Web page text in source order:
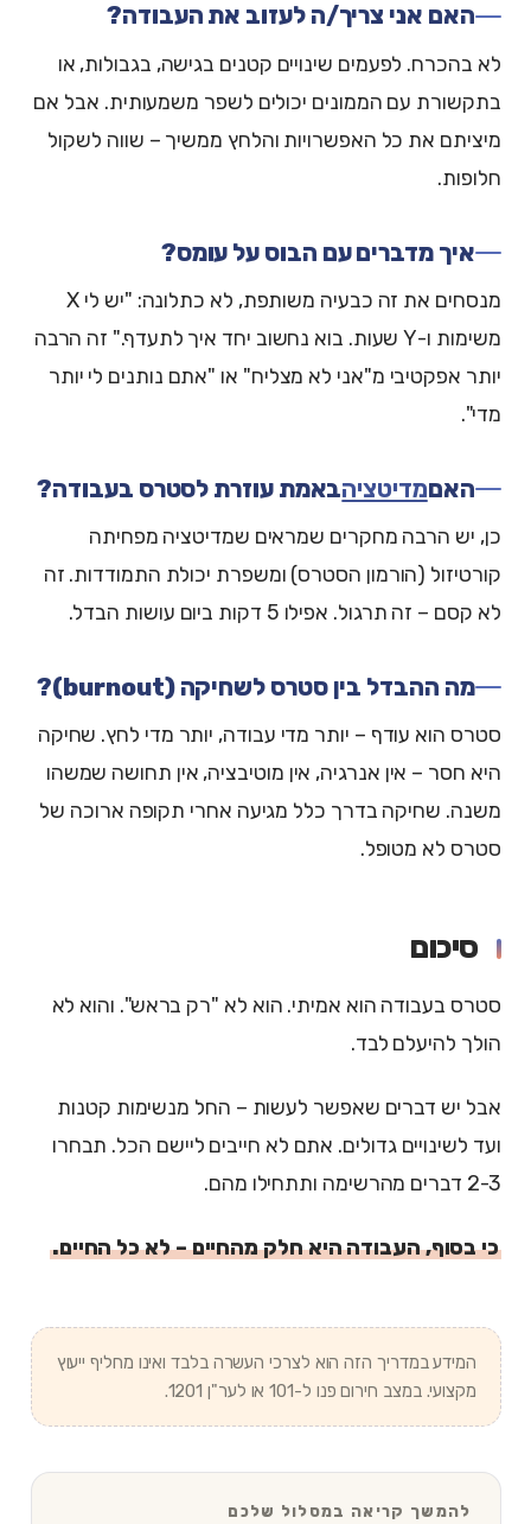
האם אני צריך/ה לעזוב את העבודה?
לא בהכרח. לפעמים שינויים קטנים בגישה, בגבולות, או
בתקשורת עם הממונים יכולים לשפר משמעותית. אבל אם
מיציתם את כל האפשרויות והלחץ ממשיך – שווה לשקול
חלופות.
איך מדברים עם הבוס על עומס?
מנסחים את זה כבעיה משותפת, לא כתלונה: "יש לי X
משימות ו-Y שעות. בוא נחשוב יחד איך לתעדף." זה הרבה
יותר אפקטיבי מ"אני לא מצליח" או "אתם נותנים לי יותר
מדי".
האםמדיטציהבאמת עוזרת לסטרס בעבודה?
כן, יש הרבה מחקרים שמראים שמדיטציה מפחיתה
קורטיזול (הורמון הסטרס) ומשפרת יכולת התמודדות. זה
לא קסם – זה תרגול. אפילו 5 דקות ביום עושות הבדל.
מה ההבדל בין סטרס לשחיקה (burnout)?
סטרס הוא עודף – יותר מדי עבודה, יותר מדי לחץ. שחיקה
היא חסר – אין אנרגיה, אין מוטיבציה, אין תחושה שמשהו
משנה. שחיקה בדרך כלל מגיעה אחרי תקופה ארוכה של
סטרס לא מטופל.
סיכום
סטרס בעבודה הוא אמיתי. הוא לא "רק בראש". והוא לא
הולך להיעלם לבד.
אבל יש דברים שאפשר לעשות – החל מנשימות קטנות
ועד לשינויים גדולים. אתם לא חייבים ליישם הכל. תבחרו
2-3 דברים מהרשימה ותתחילו מהם.
כי בסוף, העבודה היא חלק מהחיים – לא כל החיים.
המידע במדריך הזה הוא לצרכי העשרה בלבד ואינו מחליף ייעוץ
מקצועי. במצב חירום פנו ל-101 או לער"ן 1201.
להמשך קריאה במסלול שלכם